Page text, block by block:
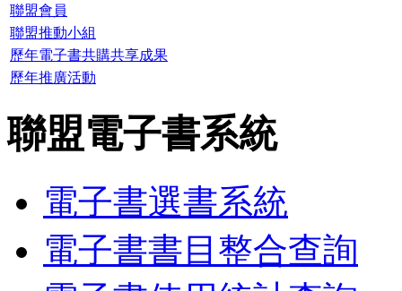
聯盟會員
聯盟推動小組
歷年電子書共購共享成果
歷年推廣活動
聯盟電子書系統
電子書選書系統
電子書書目整合查詢